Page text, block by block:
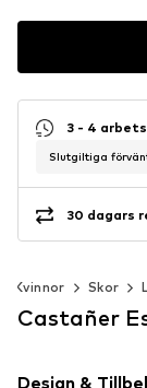
3 - 4
Slutgiltiga
30 dagars
Kvinnor Skor
Castañer
Design &